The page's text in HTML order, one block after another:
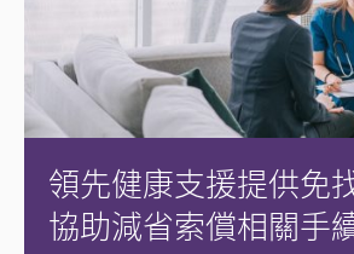
領先健康支援提供免
協助減省索償相關手